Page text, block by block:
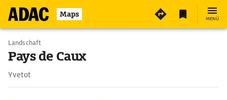
Maps MENÜ
Landschaft
Pays de Caux
Yvetot